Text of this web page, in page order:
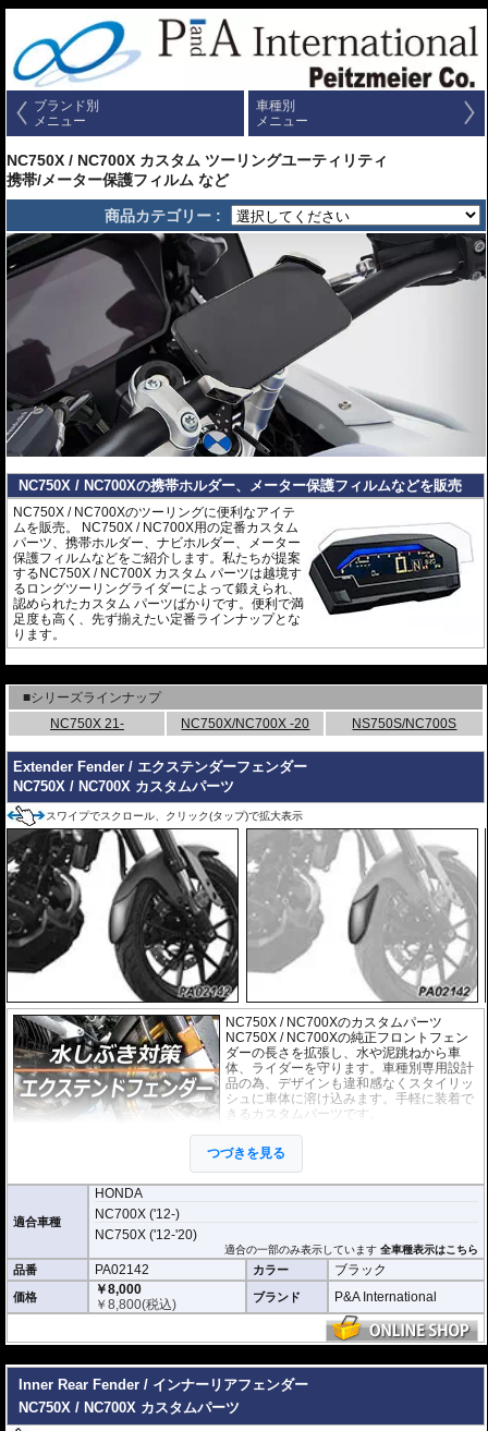
ブランド別
メニュー
車種別
メニュー
NC750X / NC700X カスタム ツーリングユーティリティ
携帯/メーター保護フィルム など
商品カテゴリー :
NC750X / NC700Xの携帯ホルダー、メーター保護フィルムなどを販売
NC750X / NC700Xのツーリングに便利なアイテ
ムを販売。 NC750X / NC700X用の定番カスタム
パーツ、携帯ホルダー、ナビホルダー、メーター
保護フィルムなどをご紹介します。私たちが提案
するNC750X / NC700X カスタム パーツは越境す
るロングツーリングライダーによって鍛えられ、
認められたカスタム パーツばかりです。便利で満
足度も高く、先ず揃えたい定番ラインナップとな
ります。
■シリーズラインナップ
NC750X 21-
NC750X/NC700X -20 NS750S/NC700S
Extender Fender / エクステンダーフェンダー
NC750X / NC700X カスタムパーツ
スワイプでスクロール、クリック(タップ)で拡大表示
NC750X / NC700Xのカスタムパーツ
NC750X / NC700Xの純正フロントフェン
ダーの長さを拡張し、水や泥跳ねから車
体、ライダーを守ります。車種別専用設計
品の為、デザインも違和感なくスタイリッ
シュに車体に溶け込みます。手軽に装着で
きるカスタムパーツです。
取付は付属の強力粘着シートを使い、簡単
に行えます。通常使用での脱落は心配あり
ませんが、取付作業の不備(洗浄、脱脂不十
分)等においてはこの限りではありません。ビスまたはトリムクリップが付属し
ているパッケージについてはこれらの使用を強く推奨いたします。使用されて
いない場合の脱落による保証は致しかねます。
どのような効果があるパーツですか？
NC750X / NC700Xの純正フロントフェンダーの長さを拡張し、水や泥跳ねから
車体、ライダーを強力に守ります。
※写真はイメージです。車種により、フェンダーのデザインは多少異なりま
つづきを見る
適合車種
HONDA
NC700X ('12-)
NC750X ('12-'20)
適合の一部のみ表示しています全車種表示はこちら
品番 PA02142 カラー ブラック
価格
￥8,000
￥8,800(税込) ブランド P&A International
Inner Rear Fender / インナーリアフェンダー
NC750X / NC700X カスタムパーツ